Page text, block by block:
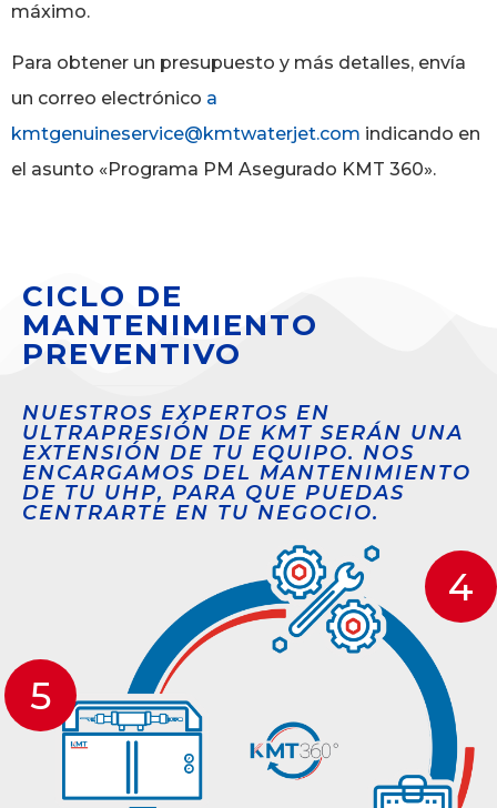
máximo.
Para obtener un presupuesto y más detalles, envía
un correo electrónico a
kmtgenuineservice@kmtwaterjet.com indicando en
el asunto «Programa PM Asegurado KMT 360».
CICLO DE
MANTENIMIENTO
PREVENTIVO
NUESTROS EXPERTOS EN
ULTRAPRESIÓN DE KMT SERÁN UNA
EXTENSIÓN DE TU EQUIPO. NOS
ENCARGAMOS DEL MANTENIMIENTO
DE TU UHP, PARA QUE PUEDAS
CENTRARTE EN TU NEGOCIO.
4
5